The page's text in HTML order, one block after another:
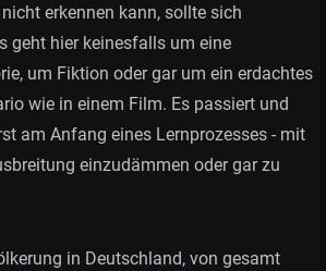
erkennen kann, sollte sich
geht hier keinesfalls um eine
um Fiktion oder gar um ein erdachtes
wie in einem Film. Es passiert und
am Anfang eines Lernprozesses - mit
einzudämmen oder gar zu
in Deutschland, von gesamt